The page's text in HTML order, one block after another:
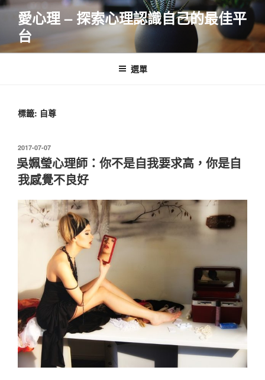
跳
要
愛心理 – 探索心理認識自己的最佳平
台
選單
標籤: 自尊
發
佈
於
2017-07-07
吳姵瑩心理師：你不是自我要求高，你是自
我感覺不良好